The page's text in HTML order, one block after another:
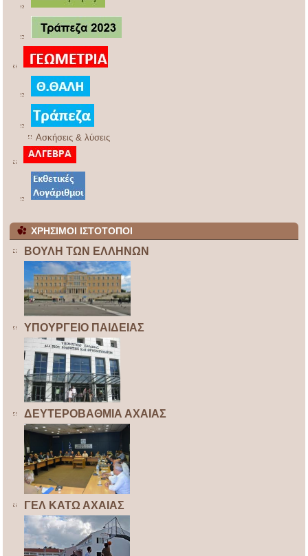
Ασκήσεις & λύσεις
ΧΡΗΣΙΜΟΙ ΙΣΤΟΤΟΠΟΙ
ΒΟΥΛΗ ΤΩΝ ΕΛΛΗΝΩΝ
ΥΠΟΥΡΓΕΙΟ ΠΑΙΔΕΙΑΣ
ΔΕΥΤΕΡΟΒΑΘΜΙΑ ΑΧΑΙΑΣ
ΓΕΛ ΚΑΤΩ ΑΧΑΙΑΣ